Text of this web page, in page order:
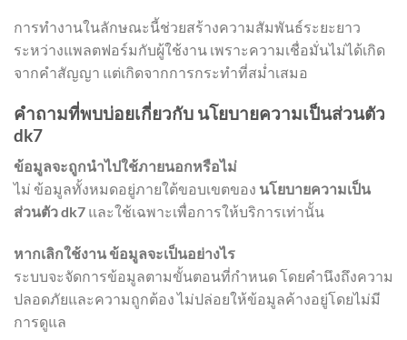
การทำงานในลักษณะนี้ช่วยสร้างความสัมพันธ์ระยะยาว
ระหว่างแพลตฟอร์มกับผู้ใช้งาน เพราะความเชื่อมั่นไม่ได้เกิด
จากคำสัญญา แต่เกิดจากการกระทำที่สม่ำเสมอ
คำถามที่พบบ่อยเกี่ยวกับ นโยบายความเป็นส่วนตัว
dk7
ข้อมูลจะถูกนำไปใช้ภายนอกหรือไม่
ไม่ ข้อมูลทั้งหมดอยู่ภายใต้ขอบเขตของ นโยบายความเป็น
ส่วนตัว dk7 และใช้เฉพาะเพื่อการให้บริการเท่านั้น
หากเลิกใช้งาน ข้อมูลจะเป็นอย่างไร
ระบบจะจัดการข้อมูลตามขั้นตอนที่กำหนด โดยคำนึงถึงความ
ปลอดภัยและความถูกต้อง ไม่ปล่อยให้ข้อมูลค้างอยู่โดยไม่มี
การดูแล